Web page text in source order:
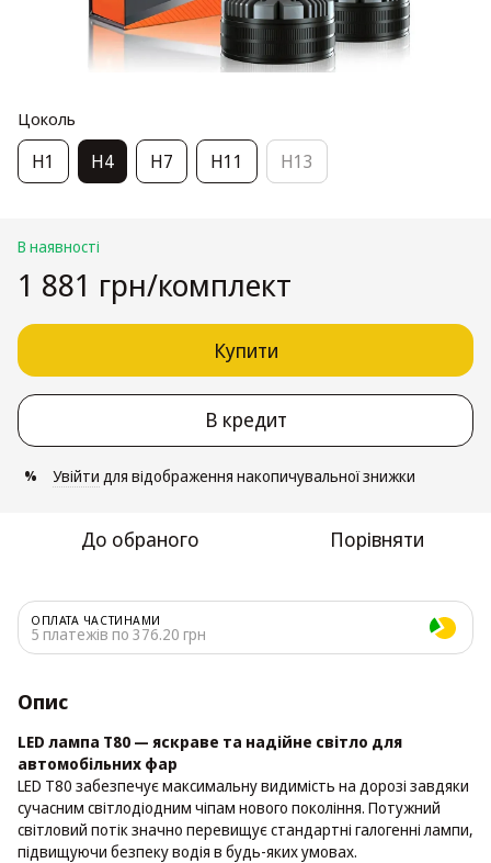
Цоколь
H1 H4 H7 H11 H13
В наявності
1 881 грн/комплект
Купити
В кредит
% Увійти для відображення накопичувальної знижки
До обраного Порівняти
ОПЛАТА ЧАСТИНАМИ
5 платежів по 376.20 грн
Опис
LED лампа T80 — яскраве та надійне світло для
автомобільних фар
LED T80 забезпечує максимальну видимість на дорозі завдяки
сучасним світлодіодним чіпам нового покоління. Потужний
світловий потік значно перевищує стандартні галогенні лампи,
підвищуючи безпеку водія в будь-яких умовах.